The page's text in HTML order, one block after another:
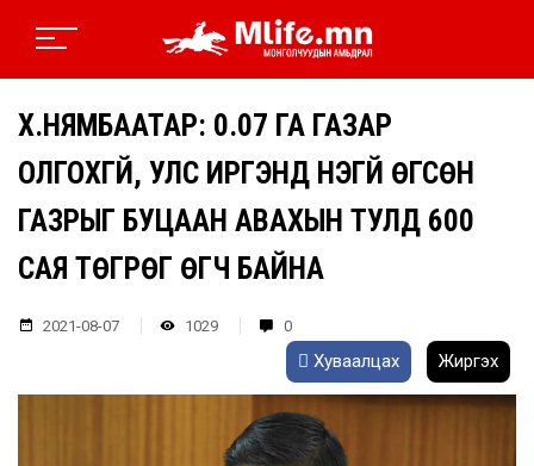
Х.НЯМБААТАР: 0.07 ГА ГАЗАР
ОЛГОХГҮЙ, УЛС ИРГЭНД ҮНЭГҮЙ ӨГСӨН
ГАЗРЫГ БУЦААН АВАХЫН ТУЛД 600
САЯ ТӨГРӨГ ӨГЧ БАЙНА
2021-08-07 1029 0
Хуваалцах Жиргэх